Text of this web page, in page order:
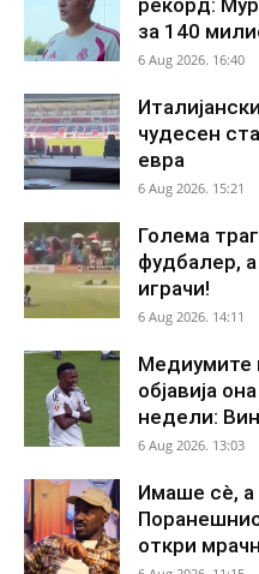
за 140
6 Aug 2026. 16:40
чудесен
евра
6 Aug 2026. 15:21
Голема
фудбалер,
играчи!
6 Aug 2026. 14:11
Медиумите
објавија
недели:
6 Aug 2026. 13:03
Имаше сè,
откри